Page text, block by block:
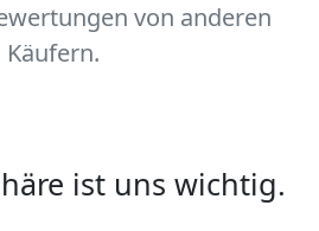
von anderen
Käufern.
ist uns wichtig.